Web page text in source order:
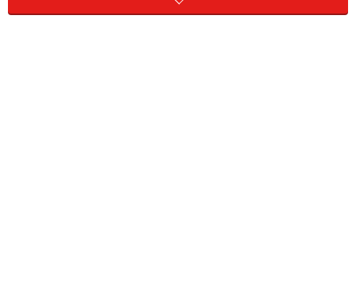
ょう。「フルタイム」は1万8716円、「パート・アルバ